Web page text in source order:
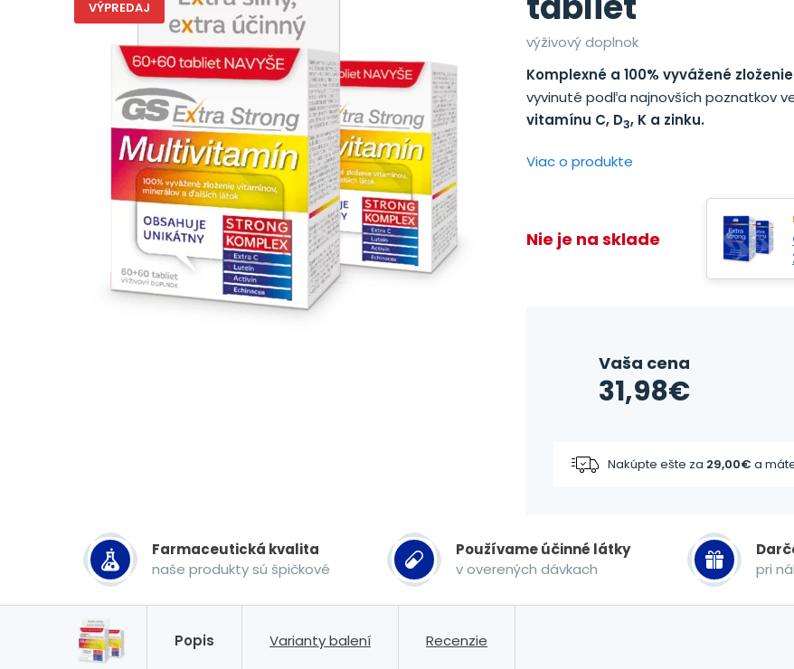
VÝPREDAJ
výživový doplnok
Komplexné a 100% vyvážené
vyvinuté podľa najnovších poznatkov
vitamínu C, D3, K a zinku.
Viac o produkte
Nie je na sklade
Vaša cena
31,98€
Nakúpte ešte za 29,00€ a
Farmaceutická kvalita
naše produkty sú špičkové
Používame účinné látky
v overených dávkach
pri
Popis Varianty balení Recenzie